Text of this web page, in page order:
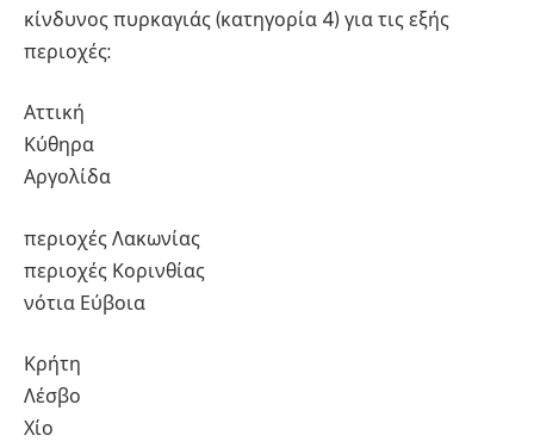
κίνδυνος πυρκαγιάς (κατηγορία 4) για τις εξής
περιοχές:
Αττική
Κύθηρα
Αργολίδα
περιοχές Λακωνίας
περιοχές Κορινθίας
νότια Εύβοια
Κρήτη
Λέσβο
Χίο